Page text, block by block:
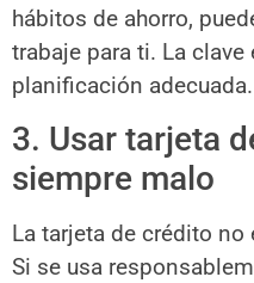
hábitos de ahorro,
trabaje para ti. La
planificación adecuada.
3. Usar tarjeta
siempre malo
La tarjeta de crédito
Si se usa